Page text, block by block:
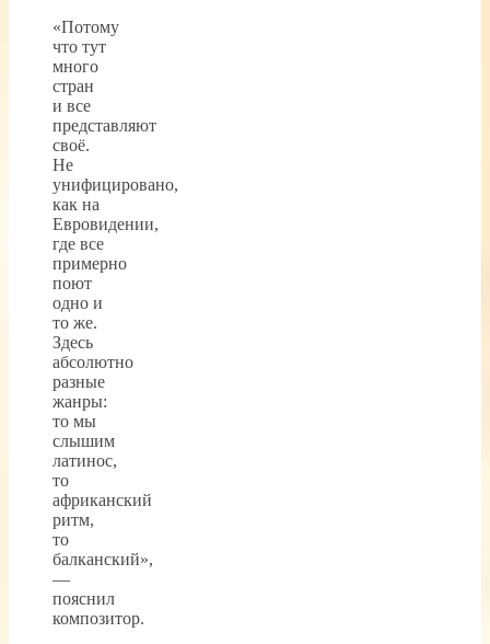
«Потому
что тут
много
стран
и все
представляют
своё.
Не
унифицировано,
как на
Евровидении,
где все
примерно
поют
одно и
то же.
Здесь
абсолютно
разные
жанры:
то мы
слышим
латинос,
то
африканский
ритм,
то
балканский»,
—
пояснил
композитор.